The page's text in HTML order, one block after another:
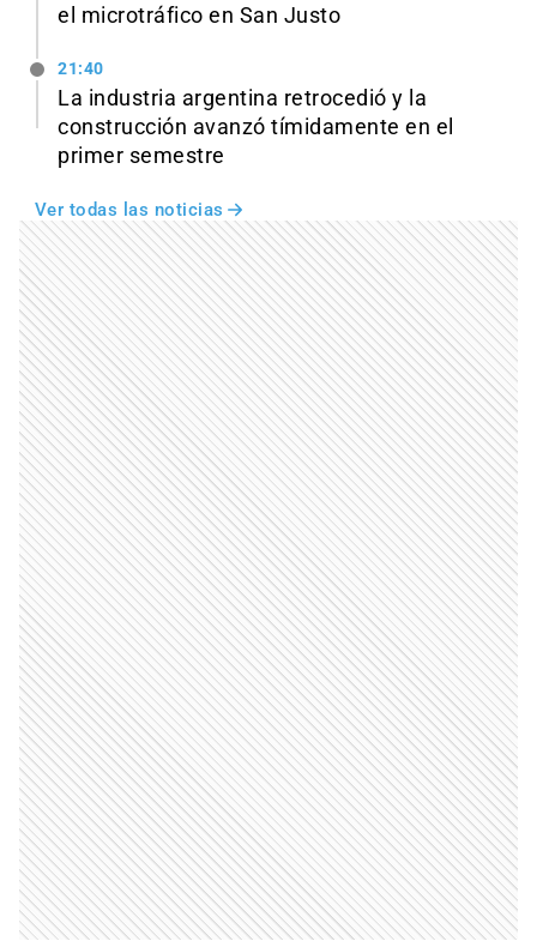
el microtráfico en San Justo
21:40
La industria argentina retrocedió y la
construcción avanzó tímidamente en el
primer semestre
Ver todas las noticias